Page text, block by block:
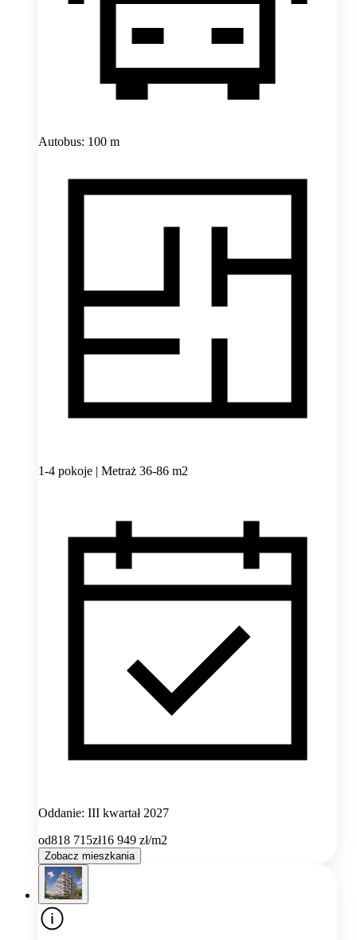
Autobus: 100 m
1-4 pokoje | Metraż 36-86 m2
Oddanie: III kwartał 2027
od818 715zł16 949 zł/m2
Zobacz mieszkania